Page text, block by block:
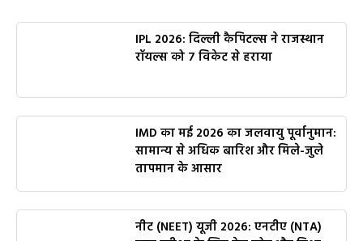
IPL 2026: दिल्ली कैपिटल्स ने राजस्थान
रॉयल्स को 7 विकेट से हराया
IMD का मई 2026 का जलवायु पूर्वानुमान:
सामान्य से अधिक बारिश और मिले-जुले
तापमान के आसार
नीट (NEET) यूजी 2026: एनटीए (NTA)